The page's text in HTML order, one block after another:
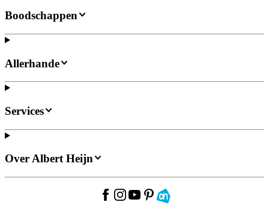
Boodschappen
Allerhande
Services
Over Albert Heijn